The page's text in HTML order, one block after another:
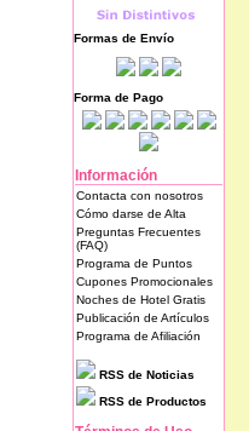
Formas de Envío
Forma de Pago
Información
Contacta con nosotros
Cómo darse de Alta
Preguntas Frecuentes
(FAQ)
Programa de Puntos
Cupones Promocionales
Noches de Hotel Gratis
Publicación de Artículos
Programa de Afiliación
RSS de Noticias
RSS de Productos